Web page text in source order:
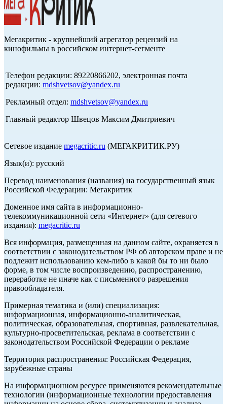
Мегакритик - крупнейший агрегатор рецензий на
кинофильмы в российском интернет-сегменте
Телефон редакции: 89220866202, электронная почта
редакции: mdshvetsov@yandex.ru
Рекламный отдел: mdshvetsov@yandex.ru
Главный редактор Швецов Максим Дмитриевич
Сетевое издание megacritic.ru (МЕГАКРИТИК.РУ)
Язык(и): русский
Перевод наименования (названия) на государственный язык
Российской Федерации: Мегакритик
Доменное имя сайта в информационно-
телекоммуникационной сети «Интернет» (для сетевого
издания): megacritic.ru
Вся информация, размещенная на данном сайте, охраняется в
соответствии с законодательством РФ об авторском праве и не
подлежит использованию кем-либо в какой бы то ни было
форме, в том числе воспроизведению, распространению,
переработке не иначе как с письменного разрешения
правообладателя.
Примерная тематика и (или) специализация:
информационная, информационно-аналитическая,
политическая, образовательная, спортивная, развлекательная,
культурно-просветительская, реклама в соответствии с
законодательством Российской Федерации о рекламе
Территория распространения: Российская Федерация,
зарубежные страны
На информационном ресурсе применяются рекомендательные
технологии (информационные технологии предоставления